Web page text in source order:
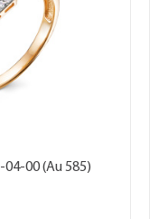
00 (Au 585)